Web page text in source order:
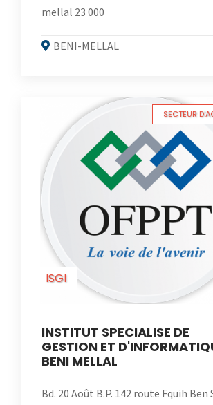
mellal 23 000
BENI-MELLAL
ISGI
SECTEUR
INSTITUT SPECIALISE DE
GESTION ET
BENI MELLAL
Bd. 20 Août B.P. 142 route Fquih Ben